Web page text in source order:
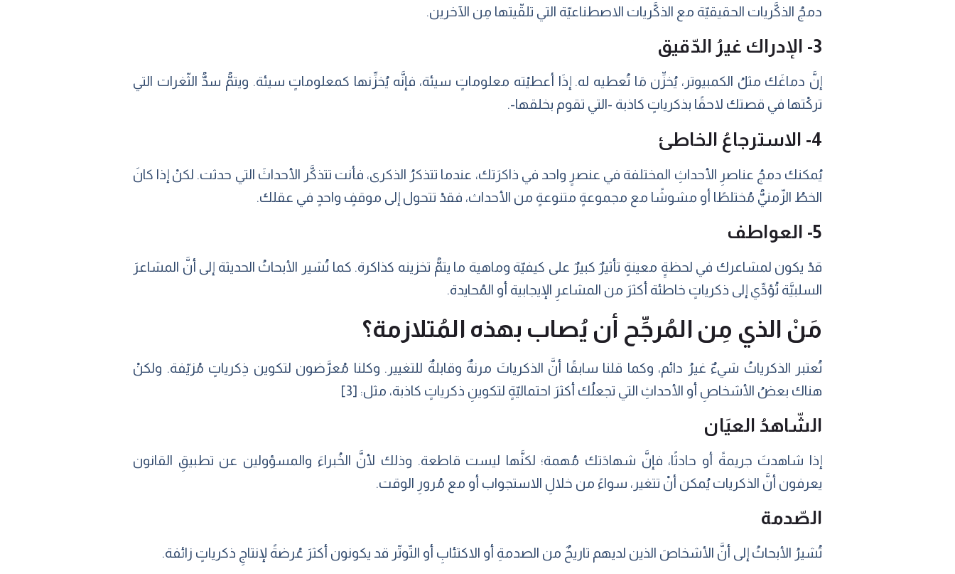
دمجُ الذكَّريات الحقيقيّة مع الذكَّريات الاصطناعيّة التي تلقّيتها مِن الآخرين.
3- الإدراك غيرُ الدّقيق
إنَّ دماغَك مثلُ الكمبيوتر، يُخزِّن مَا تُعطيه له. إذَا أعطيْته معلوماتٍ سيئة، فإنَّه يُخزِّنها كمعلوماتٍ سيئة. ويتمُّ سدُّ الثّغرات التي
تركْتها في قصتك لاحقًا بذكرياتٍ كاذبة -التي تقوم بخلقها-.
4- الاسترجاعُ الخاطئ
يُمكنك دمجُ عناصرِ الأحداثِ المختلفة في عنصرٍ واحد في ذاكرَتك، عندما تتذكرُ الذكرى، فأنت تتذكَّر الأحداثَ التي حدثت. لكنْ إذا كانَ
الخطُ الزّمنيُّ مُختلطًا أو مشوشًا مع مجموعةٍ متنوعةٍ من الأحداث، فقدْ تتحول إلى موقفٍ واحدٍ في عقلك.
5- العواطف
قدْ يكون لمشاعرك في لحظةٍِ معينةٍ تأثيرٌ كبيرٌ على كيفيّة وماهية ما يتمُّ تخزينه كذاكرة. كما تُشير الأبحاثُ الحديثة إلى أنَّ المشاعرَ
السلبيَّة تُؤدِّي إلى ذكرياتٍ خاطئة أكثرَ من المشاعرِ الإيجابية أو المُحايدة.
مَنْ الذي مِن المُرجِّح أن يُصاب بهذه المُتلازمة؟
تُعتبر الذكرياتُ شيءٌ غيرُ دائم، وكما قلنا سابقًا أنَّ الذكرياتَ مرنةٌ وقابلةٌ للتغيير. وكلنا مُعرَّضون لتكوين ذِكرياتٍ مُزيّفة. ولكنْ
هناك بعضُ الأشخاصِ أو الأحداثِ التي تجعلُك أكثرَ احتماليّةٍ لتكوينِ ذكرياتٍ كاذبة، مثل: [3]
الشّاهدُ العيَان
إذا شاهدتَ جريمةً أو حادثًا، فإنَّ شهادَتك مُهمة؛ لكنَّها ليست قاطعة. وذلك لأنَّ الخُبراءَ والمسؤولين عن تطبيقِ القانون
يعرفون أنَّ الذكريات يُمكن أنْ تتغير، سواءً من خلالِ الاستجواب أو مع مُرورِ الوقت.
الصّدمة
تُشيرُ الأبحاثُ إلى أنَّ الأشخاصَ الذين لديهم تاريخٌ من الصدمةِ أو الاكتئابِ أو التّوتّر قد يكونون أكثرَ عُرضةً لإنتاجِ ذكرياتٍ زائفة.